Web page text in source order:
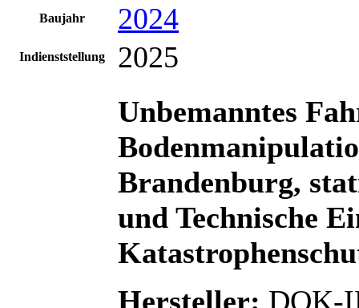
Baujahr 2024
Indienststellung
2025
Unbemanntes
Brandenburg,
und Technische
Hersteller: DOK-